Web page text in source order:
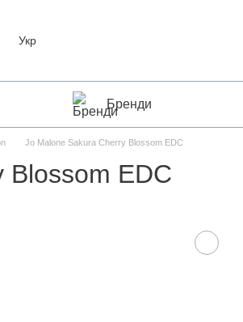
Укр
Бренди
Jo Malone Sakura Cherry Blossom EDC
Blossom EDC